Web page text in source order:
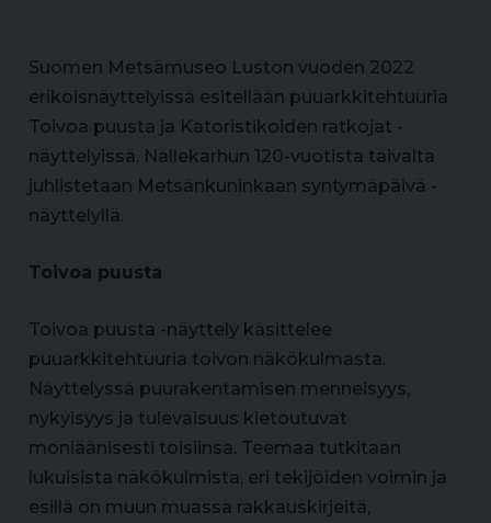
Suomen Metsämuseo Luston vuoden 2022
erikoisnäyttelyissä esitellään puuarkkitehtuuria
Toivoa puusta ja Katoristikoiden ratkojat -
näyttelyissä. Nallekarhun 120-vuotista taivalta
juhlistetaan Metsänkuninkaan syntymäpäivä -
näyttelyllä.
Toivoa puusta
Toivoa puusta -näyttely käsittelee
puuarkkitehtuuria toivon näkökulmasta.
Näyttelyssä puurakentamisen menneisyys,
nykyisyys ja tulevaisuus kietoutuvat
moniäänisesti toisiinsa. Teemaa tutkitaan
lukuisista näkökulmista, eri tekijöiden voimin ja
esillä on muun muassa rakkauskirjeitä,